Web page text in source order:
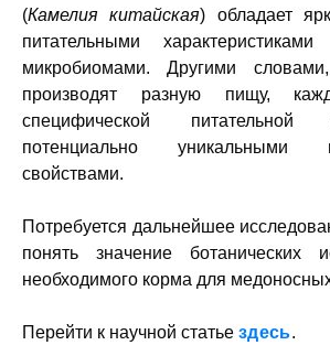
(Камелия китайская) обладает
питательными
микробиомами. Другими
производят разную пищу,
специфической
потенциально уникальными
свойствами.
Потребуется дальнейшее
понять значение ботанических
необходимого корма для
Перейти к научной статье здесь.